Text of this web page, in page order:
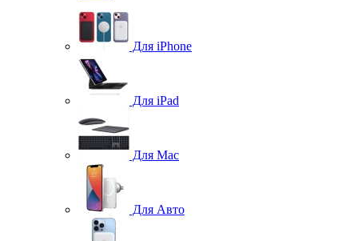
Для iPhone
Для iPad
Для Mac
Для Авто